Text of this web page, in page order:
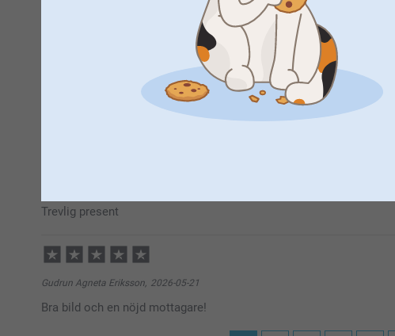
Stort tack för ⭐️⭐️⭐️⭐️⭐️ och omdöme av våra pussel.
Tack för att du valt att beställa från oss. 💕
Varma hälsningar
Kirsi @smartphoto
Tack för din fina återkoppling. Vad roligt att höra att bilden
nöjd.
Miia @smartphoto
Trevlig present
Gudrun Agneta Eriksson, 2026-05-21
Bra bild och en nöjd mottagare!